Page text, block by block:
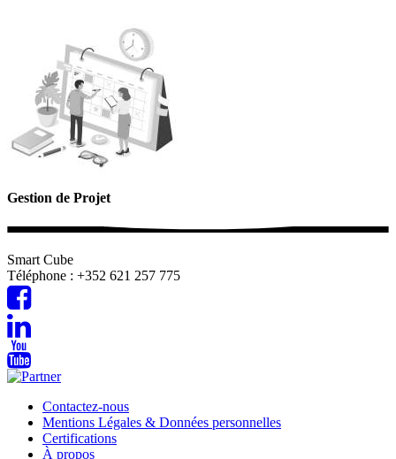
Gestion de Projet
Smart Cube
Téléphone : +352 621 257 775
Contactez-nous
Mentions Légales & Données personnelles
Certifications
À propos